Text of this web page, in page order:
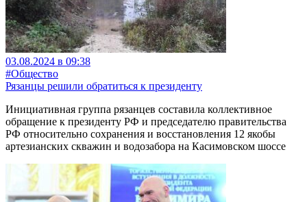
03.08.2024 в 09:38
#Общество
Рязанцы решили обратиться к президенту
Инициативная группа рязанцев составила коллективное
обращение к президенту РФ и председателю правительства
РФ относительно сохранения и восстановления 12 якобы
артезианских скважин и водозабора на Касимовском шоссе